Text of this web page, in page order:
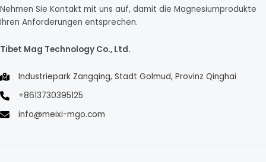
Nehmen Sie Kontakt mit uns auf, damit die Magnesiumprodukte
Ihren Anforderungen entsprechen.
Tibet Mag Technology Co., Ltd.
Industriepark Zangqing, Stadt Golmud, Provinz Qinghai
+8613730395125
info@meixi-mgo.com